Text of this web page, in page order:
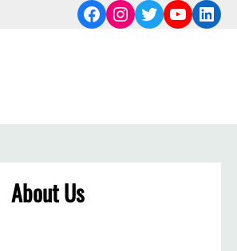
Facebook
Instagram
Twitter
About Us